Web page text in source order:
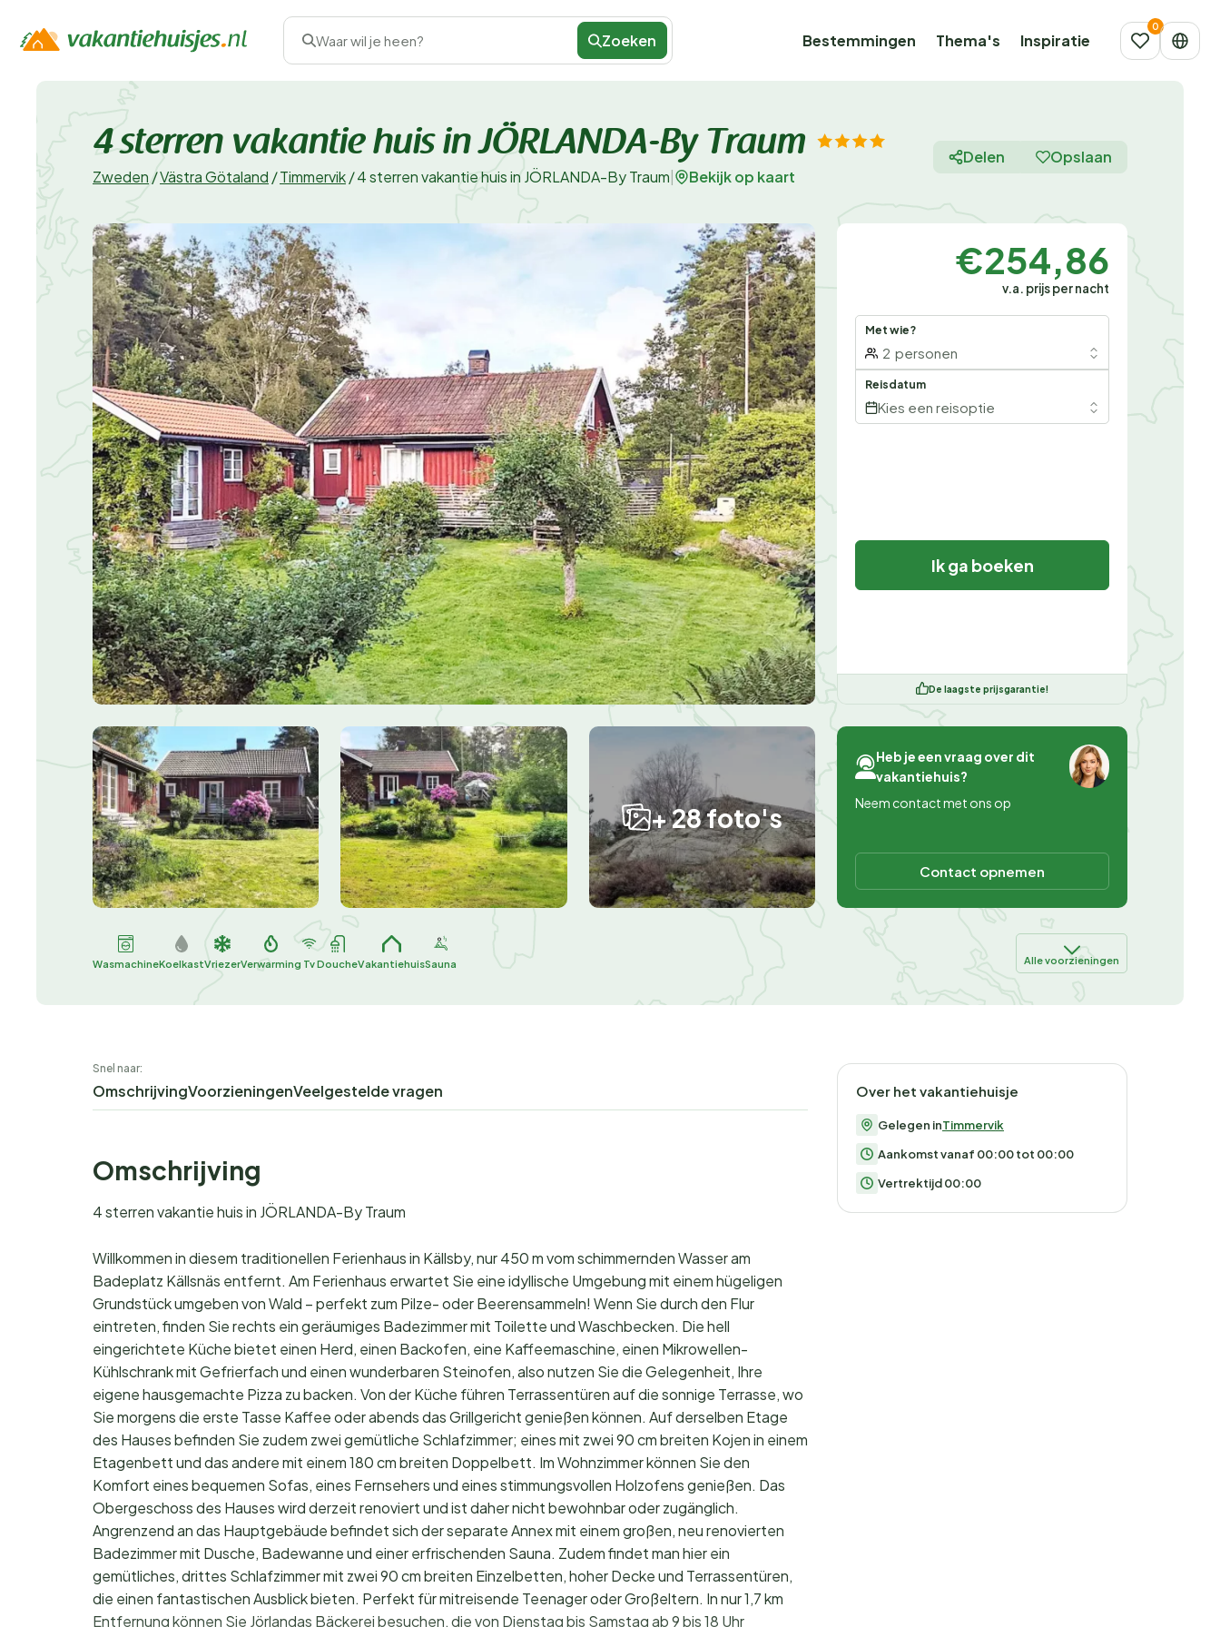
Waar wil je heen? Zoeken Bestemmingen Thema's Inspiratie
4 sterren vakantie huis in JÖRLANDA-By Traum
Zweden /Västra Götaland /Timmervik/4 sterren vakantie huis in JÖRLANDA-By Traum Bekijk op kaart
Delen Opslaan
+ 28 foto's
€254,86
v.a. prijs per nacht
Met wie?
2 personen
Reisdatum
Kies een reisoptie
Ik ga boeken
De laagste prijsgarantie!
Heb je een vraag over dit
vakantiehuis?
Neem contact met ons op
Contact opnemen
WasmachineKoelkastVriezerVerwarming TvDoucheVakantiehuisSauna Alle voorzieningen
Snel naar:
OmschrijvingVoorzieningenVeelgestelde vragen
Omschrijving
4 sterren vakantie huis in JÖRLANDA-By Traum
Willkommen in diesem traditionellen Ferienhaus in Källsby, nur 450 m vom schimmernden Wasser am
Badeplatz Källsnäs entfernt. Am Ferienhaus erwartet Sie eine idyllische Umgebung mit einem hügeligen
Grundstück umgeben von Wald – perfekt zum Pilze- oder Beerensammeln! Wenn Sie durch den Flur
eintreten, finden Sie rechts ein geräumiges Badezimmer mit Toilette und Waschbecken. Die hell
eingerichtete Küche bietet einen Herd, einen Backofen, eine Kaffeemaschine, einen Mikrowellen-
Kühlschrank mit Gefrierfach und einen wunderbaren Steinofen, also nutzen Sie die Gelegenheit, Ihre
eigene hausgemachte Pizza zu backen. Von der Küche führen Terrassentüren auf die sonnige Terrasse, wo
Sie morgens die erste Tasse Kaffee oder abends das Grillgericht genießen können. Auf derselben Etage
des Hauses befinden Sie zudem zwei gemütliche Schlafzimmer; eines mit zwei 90 cm breiten Kojen in einem
Etagenbett und das andere mit einem 180 cm breiten Doppelbett. Im Wohnzimmer können Sie den
Komfort eines bequemen Sofas, eines Fernsehers und eines stimmungsvollen Holzofens genießen. Das
Obergeschoss des Hauses wird derzeit renoviert und ist daher nicht bewohnbar oder zugänglich.
Angrenzend an das Hauptgebäude befindet sich der separate Annex mit einem großen, neu renovierten
Badezimmer mit Dusche, Badewanne und einer erfrischenden Sauna. Zudem findet man hier ein
gemütliches, drittes Schlafzimmer mit zwei 90 cm breiten Einzelbetten, hoher Decke und Terrassentüren,
die einen fantastischen Ausblick bieten. Perfekt für mitreisende Teenager oder Großeltern. In nur 1,7 km
Entfernung können Sie Jörlandas Bäckerei besuchen, die von Dienstag bis Samstag ab 9 bis 18 Uhr
Over het vakantiehuisje
Gelegen inTimmervik
Aankomst vanaf 00:00 tot 00:00
Vertrektijd 00:00